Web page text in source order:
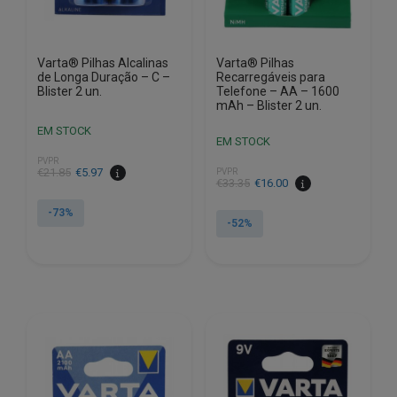
Varta® Pilhas Alcalinas
de Longa Duração – C –
Blister 2 un.
EM STOCK
PVPR
€21.85
O
original
€5.97
O
atual
-73%
Varta® Pilhas
Recarregáveis para
Telefone – AA – 1600
mAh – Blister 2 un.
EM STOCK
PVPR
€33.35
O
original
€16.00
O
atual
-52%